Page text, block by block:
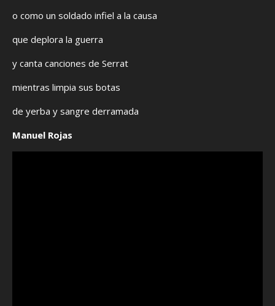
o como un soldado infiel a la causa
que deplora la guerra
y canta canciones de Serrat
mientras limpia sus botas
de yerba y sangre derramada
Manuel Rojas